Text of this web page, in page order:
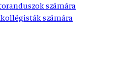
számára
számára